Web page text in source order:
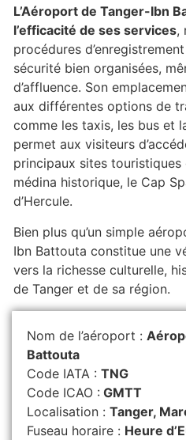
L’Aéroport de Tanger-Ibn
l’efficacité de ses services,
procédures
sécurité bien organisées,
d’affluence. Son
aux différentes options de
comme les taxis, les bus et
permet aux visiteurs
principaux sites touristiques
médina historique, le Cap
d’Hercule.
Bien plus qu’un simple
Ibn Battouta constitue une
vers la richesse culturelle,
de Tanger et de sa région.
Nom de l’aéroport :
Battouta
Code IATA : TNG
Code ICAO : GMTT
Localisation : Tanger,
Fuseau horaire : Heure